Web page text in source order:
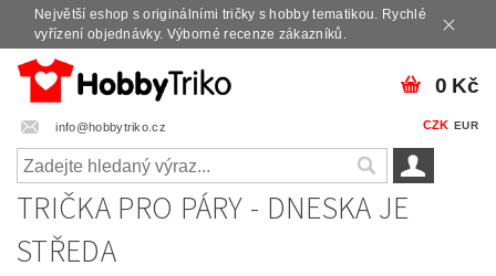
Největší eshop s originálními tričky s hobby tematikou. Rychlé
vyřízení objednávky. Výborné recenze zákazníků.
info@hobbytriko.cz CZK EUR
0 Kč
TRIČKA PRO PÁRY - DNESKA JE
STŘEDA